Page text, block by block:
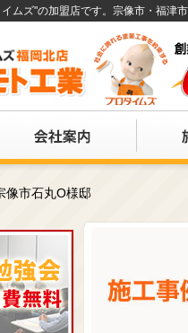
ムズ"の加盟店です。宗像市・福津
像市石丸O様邸